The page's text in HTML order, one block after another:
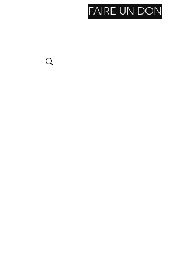
Notre Fondation
FAIRE UN DON